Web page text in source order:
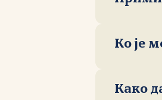
Ко је
Како